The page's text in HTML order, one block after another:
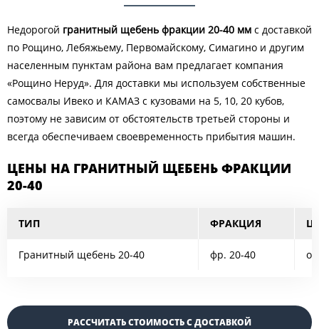
Недорогой гранитный щебень фракции 20-40 мм с доставкой
по Рощино, Лебяжьему, Первомайскому, Симагино и другим
населенным пунктам района вам предлагает компания
«Рощино Неруд». Для доставки мы используем собственные
самосвалы Ивеко и КАМАЗ с кузовами на 5, 10, 20 кубов,
поэтому не зависим от обстоятельств третьей стороны и
всегда обеспечиваем своевременность прибытия машин.
ЦЕНЫ НА ГРАНИТНЫЙ ЩЕБЕНЬ ФРАКЦИИ
20-40
ТИП ФРАКЦИЯ
Гранитный щебень 20-40 фр. 20-40
РАССЧИТАТЬ СТОИМОСТЬ С ДОСТАВКОЙ